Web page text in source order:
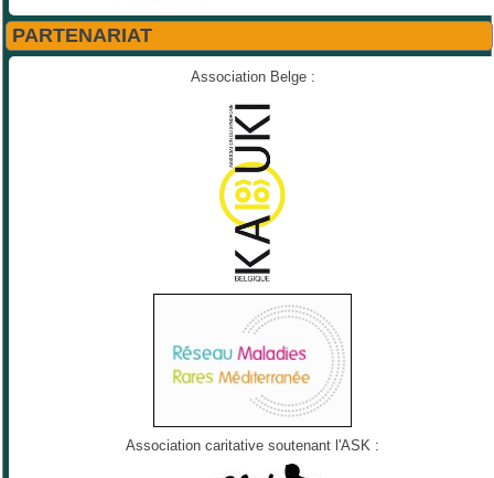
PARTENARIAT
Association Belge :
Association caritative soutenant l'ASK :